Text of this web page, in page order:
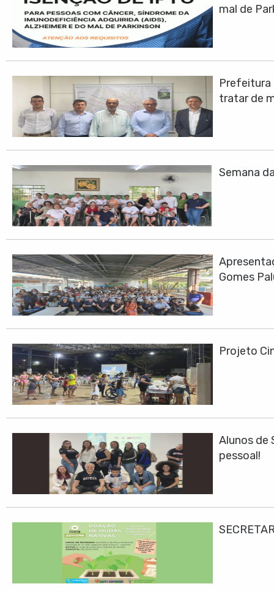
mal de
Prefeitura
tratar de
Semana
Gomes
Projeto
Alunos de
pessoal!